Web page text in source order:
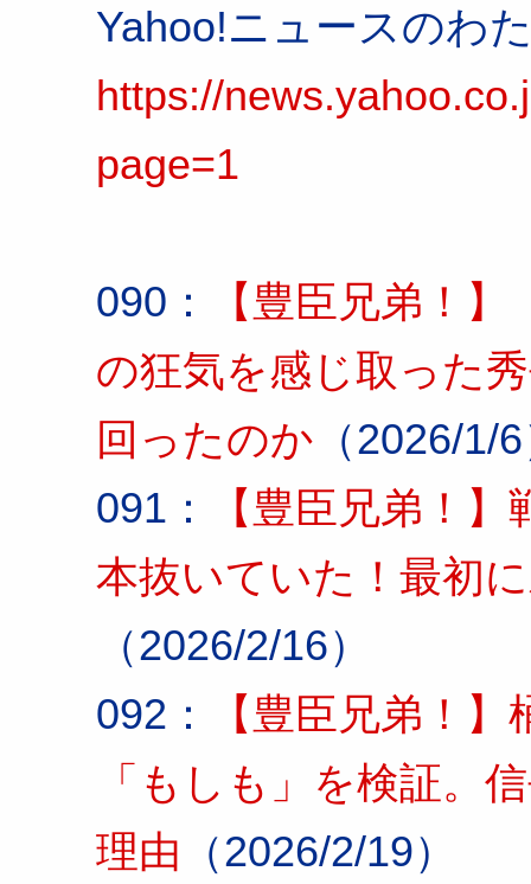
Yahoo!ニュースの
https://
page=1
090：
【豊臣兄弟！
の狂気を感じ取った
回ったのか （2026/1/
091：
【豊臣兄弟！
本抜いていた！最初
（2026/2/16）
092：
【豊臣兄弟！
「もしも」を検証。
理由 （2026/2/19）